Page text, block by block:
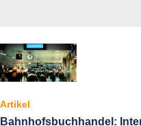
Artikel
Bahnhofsbuchhandel: